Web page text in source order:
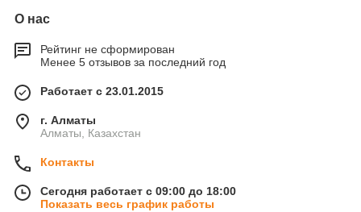
О нас
Рейтинг не сформирован
Менее 5 отзывов за последний год
Работает с 23.01.2015
г. Алматы
Алматы, Казахстан
Контакты
Сегодня работает с 09:00 до 18:00
Показать весь график работы